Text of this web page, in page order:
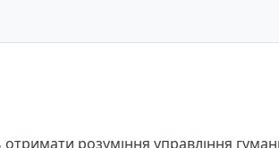
розуміння управління